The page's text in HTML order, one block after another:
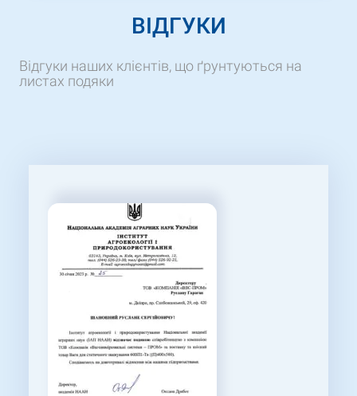
ВІДГУКИ
Відгуки наших клієнтів, що ґрунтуються на
листах подяки